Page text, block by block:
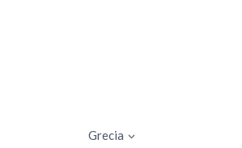
Grecia